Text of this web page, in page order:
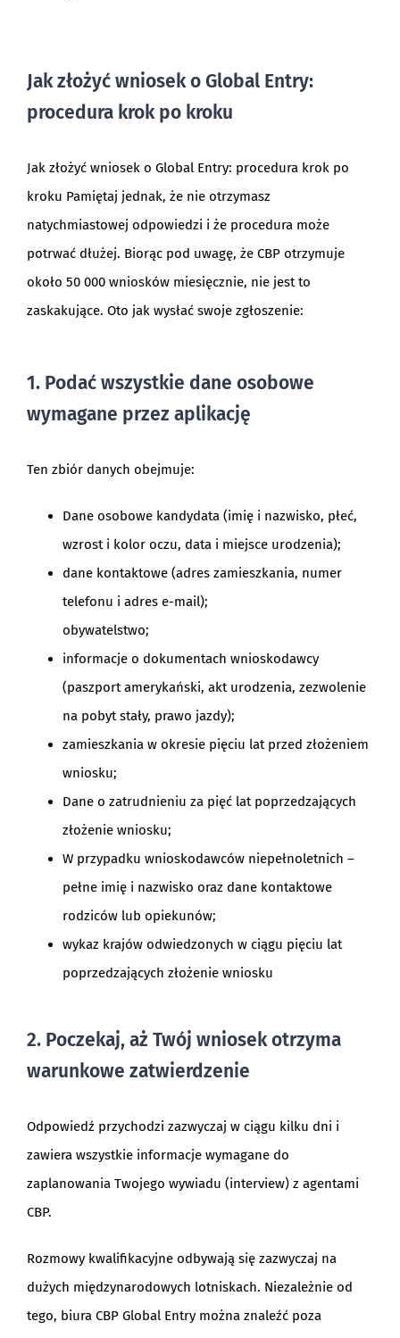
Jak złożyć wniosek o Global Entry:
procedura krok po kroku
Jak złożyć wniosek o Global Entry: procedura krok po
kroku Pamiętaj jednak, że nie otrzymasz
natychmiastowej odpowiedzi i że procedura może
potrwać dłużej. Biorąc pod uwagę, że CBP otrzymuje
około 50 000 wniosków miesięcznie, nie jest to
zaskakujące. Oto jak wysłać swoje zgłoszenie:
1. Podać wszystkie dane osobowe
wymagane przez aplikację
Ten zbiór danych obejmuje:
Dane osobowe kandydata (imię i nazwisko, płeć,
wzrost i kolor oczu, data i miejsce urodzenia);
dane kontaktowe (adres zamieszkania, numer
telefonu i adres e-mail);
obywatelstwo;
informacje o dokumentach wnioskodawcy
(paszport amerykański, akt urodzenia, zezwolenie
na pobyt stały, prawo jazdy);
zamieszkania w okresie pięciu lat przed złożeniem
wniosku;
Dane o zatrudnieniu za pięć lat poprzedzających
złożenie wniosku;
W przypadku wnioskodawców niepełnoletnich –
pełne imię i nazwisko oraz dane kontaktowe
rodziców lub opiekunów;
wykaz krajów odwiedzonych w ciągu pięciu lat
poprzedzających złożenie wniosku
2. Poczekaj, aż Twój wniosek otrzyma
warunkowe zatwierdzenie
Odpowiedź przychodzi zazwyczaj w ciągu kilku dni i
zawiera wszystkie informacje wymagane do
zaplanowania Twojego wywiadu (interview) z agentami
CBP.
Rozmowy kwalifikacyjne odbywają się zazwyczaj na
dużych międzynarodowych lotniskach. Niezależnie od
tego, biura CBP Global Entry można znaleźć poza